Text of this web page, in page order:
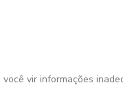
vir informações